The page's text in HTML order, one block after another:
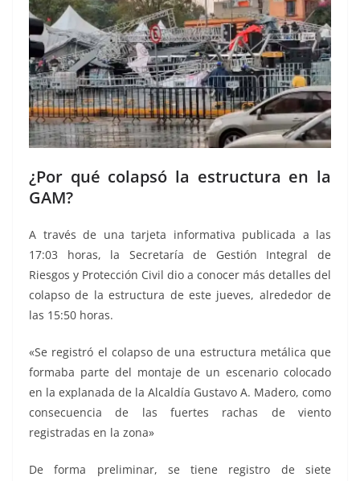
¿Por qué colapsó la estructura en la
GAM?
A través de una tarjeta informativa publicada a las
17:03 horas, la Secretaría de Gestión Integral de
Riesgos y Protección Civil dio a conocer más detalles del
colapso de la estructura de este jueves, alrededor de
las 15:50 horas.
«Se registró el colapso de una estructura metálica que
formaba parte del montaje de un escenario colocado
en la explanada de la Alcaldía Gustavo A. Madero, como
consecuencia de las fuertes rachas de viento
registradas en la zona»
De forma preliminar, se tiene registro de siete